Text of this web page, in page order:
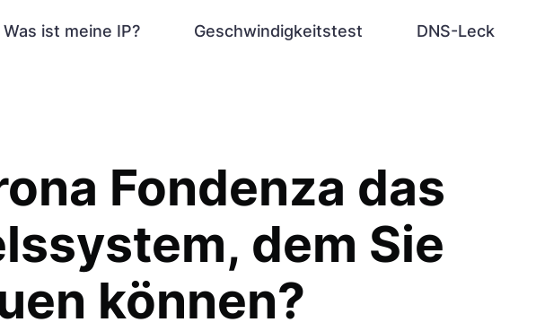
Was ist meine IP? Geschwindigkeitstest DNS-Leck
Fondenza das
dem Sie
können?